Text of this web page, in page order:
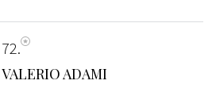
72
VALERIO ADAMI